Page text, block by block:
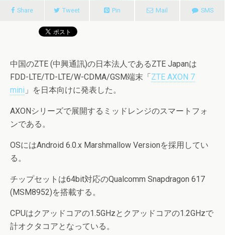
Share Tweet Pin Mail SMS
中国のZTE (中興通訊)の日本法人であるZTE Japanは
FDD-LTE/TD-LTE/W-CDMA/GSM端末「ZTE AXON 7
mini 」を日本向けに発表した。
AXONシリーズで展開するミッドレンジのスマートフォ
ンである。
OSにはAndroid 6.0.x Marshmallow Versionを採用してい
る。
チップセットは64bit対応のQualcomm Snapdragon 617
(MSM8952)を搭載する。
CPUはクアッドコアの1.5GHzとクアッドコアの1.2GHzで
計オクタコアとなっている。